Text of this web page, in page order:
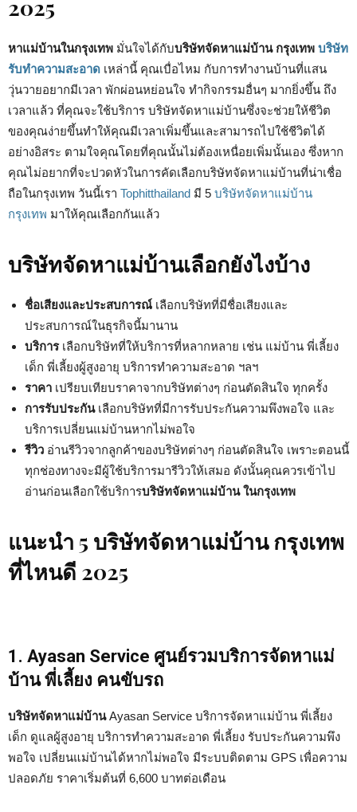
2025
หาแม่บ้านในกรุงเทพ มั่นใจได้กับบริษัทจัดหาแม่บ้าน กรุงเทพ บริษัท
รับทำความสะอาด เหล่านี้ คุณเบื่อไหม กับการทำงานบ้านที่แสน
วุ่นวายอยากมีเวลา พักผ่อนหย่อนใจ ทำกิจกรรมอื่นๆ มากยิ่งขึ้น ถึง
เวลาแล้ว ที่คุณจะใช้บริการ บริษัทจัดหาแม่บ้านซึ่งจะช่วยให้ชีวิต
ของคุณง่ายขึ้นทำให้คุณมีเวลาเพิ่มขึ้นและสามารถไปใช้ชีวิตได้
อย่างอิสระ ตามใจคุณโดยที่คุณนั้นไม่ต้องเหนื่อยเพิ่มนั้นเอง ซึ่งหาก
คุณไม่อยากที่จะปวดหัวในการคัดเลือกบริษัทจัดหาแม่บ้านที่น่าเชื่อ
ถือในกรุงเทพ วันนี้เรา Tophitthailand มี 5 บริษัทจัดหาแม่บ้าน
กรุงเทพ มาให้คุณเลือกกันแล้ว
บริษัทจัดหาแม่บ้านเลือกยังไงบ้าง
ชื่อเสียงและประสบการณ์ เลือกบริษัทที่มีชื่อเสียงและ
ประสบการณ์ในธุรกิจนี้มานาน
บริการเลือกบริษัทที่ให้บริการที่หลากหลาย เช่น แม่บ้าน พี่เลี้ยง
เด็ก พี่เลี้ยงผู้สูงอายุ บริการทำความสะอาด ฯลฯ
ราคา เปรียบเทียบราคาจากบริษัทต่างๆ ก่อนตัดสินใจ ทุกครั้ง
การรับประกันเลือกบริษัทที่มีการรับประกันความพึงพอใจ และ
บริการเปลี่ยนแม่บ้านหากไม่พอใจ
รีวิว อ่านรีวิวจากลูกค้าของบริษัทต่างๆ ก่อนตัดสินใจ เพราะตอนนี้
ทุกช่องทางจะมีผู้ใช้บริการมารีวิวให้เสมอ ดังนั้นคุณควรเข้าไป
อ่านก่อนเลือกใช้บริการบริษัทจัดหาแม่บ้าน ในกรุงเทพ
แนะนำ 5 บริษัทจัดหาแม่บ้าน กรุงเทพ
ที่ไหนดี 2025
1. Ayasan Service ศูนย์รวมบริการจัดหาแม่
บ้าน พี่เลี้ยง คนขับรถ
บริษัทจัดหาแม่บ้านAyasan Service บริการจัดหาแม่บ้าน พี่เลี้ยง
เด็ก ดูแลผู้สูงอายุ บริการทำความสะอาด พี่เลี้ยง รับประกันความพึง
พอใจ เปลี่ยนแม่บ้านได้หากไม่พอใจ มีระบบติดตาม GPS เพื่อความ
ปลอดภัย ราคาเริ่มต้นที่ 6,600 บาทต่อเดือน